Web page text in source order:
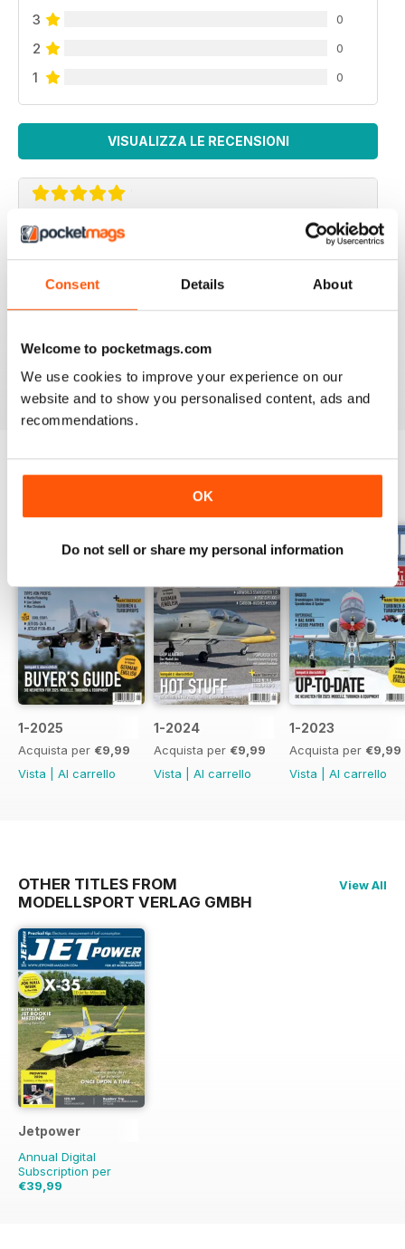
Consent Details About
Welcome to pocketmags.com
We use cookies to improve your experience on our
website and to show you personalised content, ads and
recommendations.
OK
Do not sell or share my personal information
3 0
2 0
1 0
VISUALIZZA LE RECENSIONI
AWESOME
filled with great projects, helicopters and jets.
year it's worth every penny. Just great stuff. Highly
it.
Recensito 19 settembre 2020
1-2025
Acquista per €9,99
Vista
Al carrello
1-2024
Acquista per €9,99
Vista
Al carrello
1-2023
Acquista per €9,99
Vista
Al carrello
OTHER TITLES FROM
MODELLSPORT VERLAG GMBH
View All
Jetpower
Annual Digital
Subscription per
€39,99